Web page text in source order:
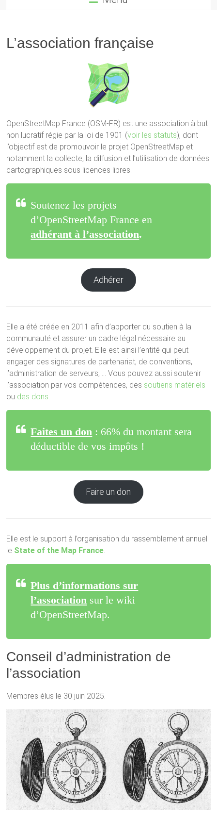
L’association française
OpenStreetMap France (OSM-FR) est une association à but
non lucratif régie par la loi de 1901 (voir les statuts), dont
l’objectif est de promouvoir le projet OpenStreetMap et
notamment la collecte, la diffusion et l’utilisation de données
cartographiques sous licences libres.
Soutenez les projets
d’OpenStreetMap France en
adhérant à l’association.
Adhérer
Elle a été créée en 2011 afin d’apporter du soutien à la
communauté et assurer un cadre légal nécessaire au
développement du projet. Elle est ainsi l’entité qui peut
engager des signatures de partenariat, de conventions,
l’administration de serveurs, … Vous pouvez aussi soutenir
l’association par vos compétences, des soutiens matériels
ou des dons.
Faites un don : 66% du montant sera
déductible de vos impôts !
Faire un don
Elle est le support à l’organisation du rassemblement annuel
le State of the Map France.
Plus d’informations sur
l’association sur le wiki
d’OpenStreetMap.
Conseil d’administration de
l’association
Membres élus le 30 juin 2025.